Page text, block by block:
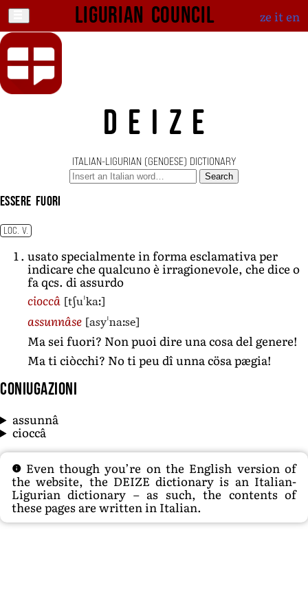
Ligurian Council ze iten
DEIZE
ITALIAN-LIGURIAN (GENOESE) DICTIONARY
Search
essere fuori
LOC. V.
usato specialmente in forma esclamativa per
indicare che qualcuno è irragionevole, che dice o
fa qcs. di assurdo
cioccâ [tʃuˈkaː]
assunnâse [asyˈnaːse]
Ma sei fuori? Non puoi dire una cosa del genere!
Ma ti ciòcchi? No ti peu dî unna cösa pægia!
Coniugazioni
assunnâ
cioccâ
Even though you’re on the English version of
the website, the DEIZE dictionary is an Italian-
Ligurian dictionary – as such, the contents of
these pages are written in Italian.